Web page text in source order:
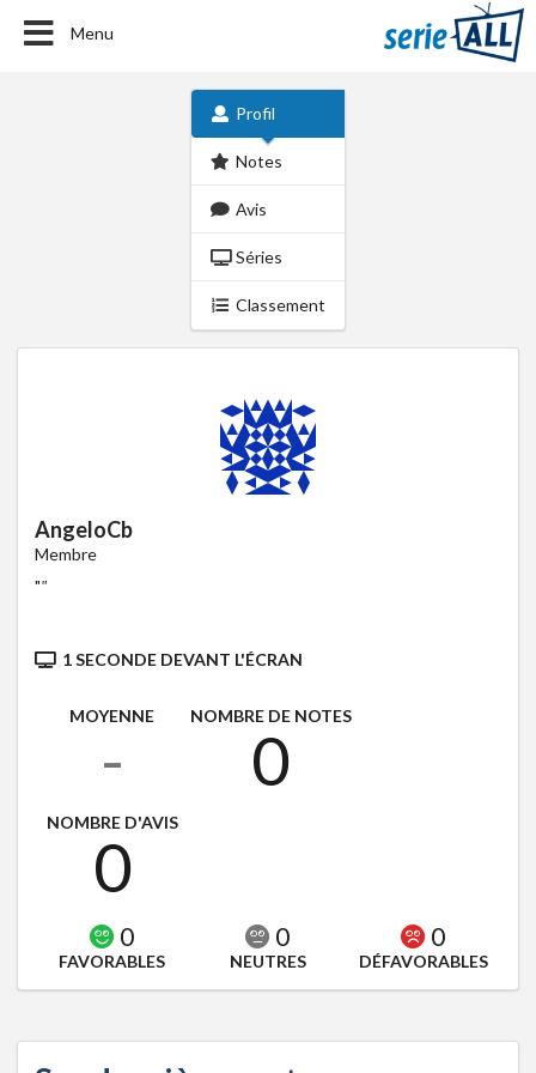
Menu
Profil
Notes
Avis
Séries
Classement
AngeloCb
Membre
""
1 SECONDE DEVANT L'ÉCRAN
MOYENNE
-
NOMBRE DE NOTES
0
NOMBRE D'AVIS
0
0
FAVORABLES
0
NEUTRES
0
DÉFAVORABLES